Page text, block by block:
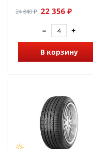
24 840 ₽ 22 356 ₽
–
+
В корзину